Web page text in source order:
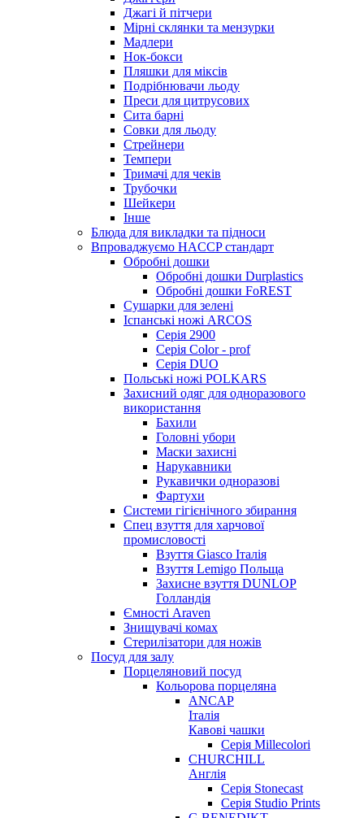
Джагі й пітчери
Мірні склянки та мензурки
Мадлери
Нок-бокси
Пляшки для міксів
Подрібнювачи льоду
Преси для цитрусових
Сита барні
Совки для льоду
Стрейнери
Темпери
Тримачі для чеків
Трубочки
Шейкери
Інше
Блюда для викладки та підноси
Впроваджуємо HACCP стандарт
Обробні дошки
Обробні дошки Durplastics
Обробні дошки FoREST
Сушарки для зелені
Іспанські ножі ARCOS
Серія 2900
Серія Color - prof
Серія DUO
Польські ножі POLKARS
Захисний одяг для одноразового
використання
Бахили
Головні убори
Маски захисні
Нарукавники
Рукавички одноразові
Фартухи
Системи гігієнічного збирання
Спец взуття для харчової
промисловості
Взуття Giasco Італія
Взуття Lemigo Польща
Захисне взуття DUNLOP
Голландія
Ємності Araven
Знищувачі комах
Стерилізатори для ножів
Посуд для залу
Порцеляновий посуд
Кольорова порцеляна
ANCAP
Італія
Кавові чашки
Серія Millecolori
CHURCHILL
Англія
Серія Stonecast
Серія Studio Prints